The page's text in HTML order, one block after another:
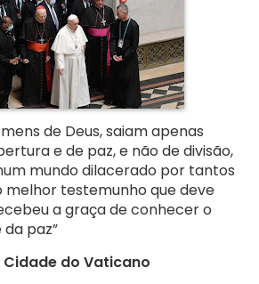
de Deus, saiam apenas
e de paz, e não de divisão,
mundo dilacerado por tantos
melhor testemunho que deve
a graça de conhecer o
da paz”
Cidade do Vaticano